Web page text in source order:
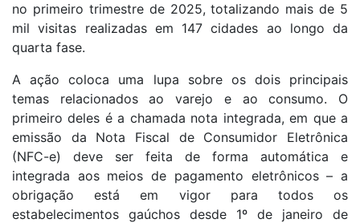
no primeiro trimestre de 2025, totalizando mais de 5
mil visitas realizadas em 147 cidades ao longo da
quarta fase.
A ação coloca uma lupa sobre os dois principais
temas relacionados ao varejo e ao consumo. O
primeiro deles é a chamada nota integrada, em que a
emissão da Nota Fiscal de Consumidor Eletrônica
(NFC-e) deve ser feita de forma automática e
integrada aos meios de pagamento eletrônicos – a
obrigação está em vigor para todos os
estabelecimentos gaúchos desde 1º de janeiro de